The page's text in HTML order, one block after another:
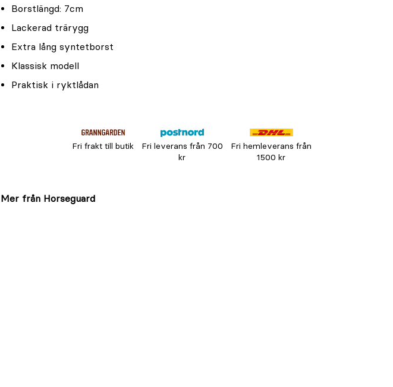
Borstlängd: 7cm
Lackerad trärygg
Extra lång syntetborst
Klassisk modell
Praktisk i ryktlådan
Fri frakt till butik
Fri leverans från 700
kr
Fri hemleverans från
1500 kr
Mer från Horseguard